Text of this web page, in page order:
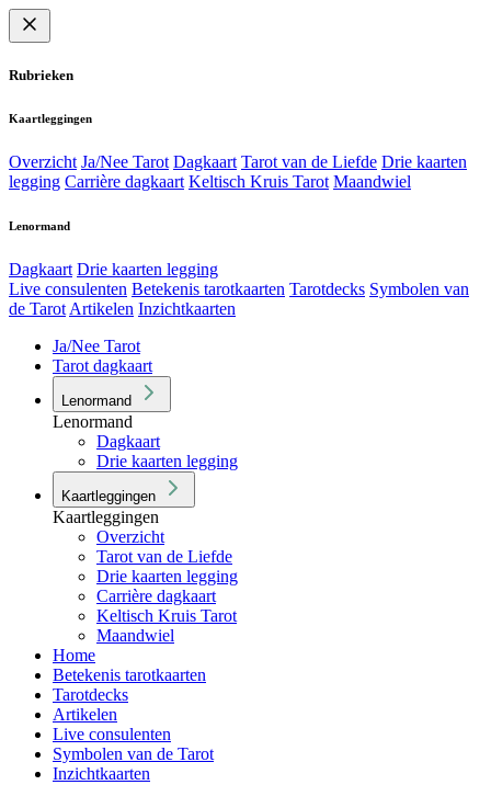
Rubrieken
Kaartleggingen
Overzicht Ja/Nee Tarot Dagkaart Tarot van de Liefde Drie kaarten
legging Carrière dagkaart Keltisch Kruis Tarot Maandwiel
Lenormand
Dagkaart Drie kaarten legging
Live consulenten Betekenis tarotkaarten Tarotdecks Symbolen van
de Tarot Artikelen Inzichtkaarten
Ja/Nee Tarot
Tarot dagkaart
Lenormand
Lenormand
Dagkaart
Drie kaarten legging
Kaartleggingen
Kaartleggingen
Overzicht
Tarot van de Liefde
Drie kaarten legging
Carrière dagkaart
Keltisch Kruis Tarot
Maandwiel
Home
Betekenis tarotkaarten
Tarotdecks
Artikelen
Live consulenten
Symbolen van de Tarot
Inzichtkaarten